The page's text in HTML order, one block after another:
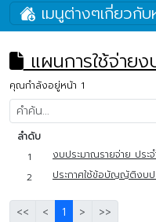
เมนูต่างๆเกี่ยวกั
แผนการใช้จ่ายง
คุณกำลังอยู่หน้า 1
ลำดับ
1
งบประมาณรายจ่าย ปร
2
ประกาศใช้ข้อบัญญัติงบป
<< < 1 > >>